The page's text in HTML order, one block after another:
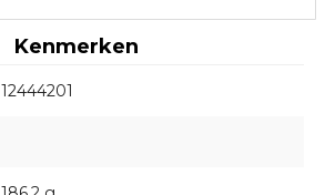
Kenmerken
12444201